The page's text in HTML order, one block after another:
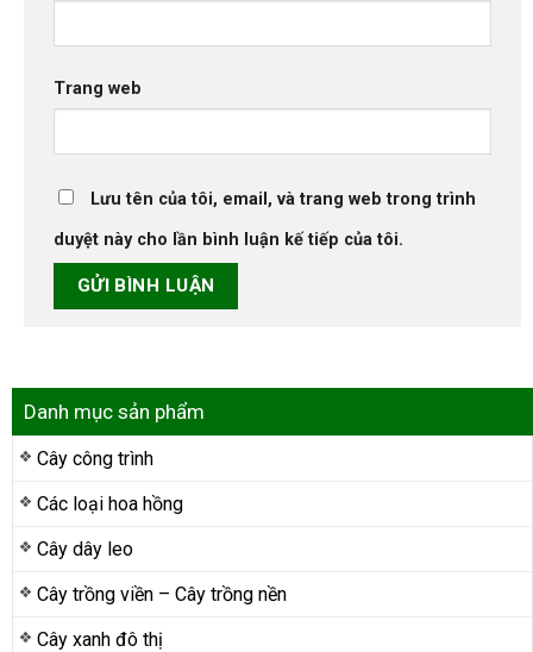
Danh mục sản phẩm
Cây công trình
Các loại hoa hồng
Cây dây leo
Cây trồng viền – Cây trồng nền
Cây xanh đô thị
Trang web
Lưu tên của tôi, email, và trang web trong trình
duyệt này cho lần bình luận kế tiếp của tôi.